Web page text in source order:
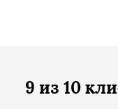
9 из 10